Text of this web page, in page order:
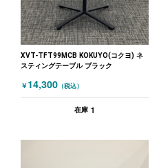
XVT-TFT99MCB KOKUYO(コクヨ) ネ
スティングテーブル ブラック
￥ 14,300 （税込）
在庫 1